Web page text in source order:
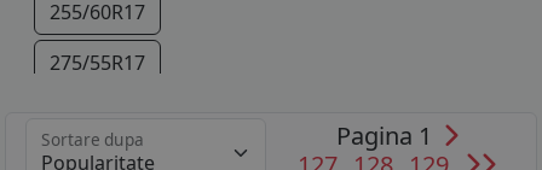
255/60R17
275/55R17
285/50R18
Sortare dupa
Pagina 1